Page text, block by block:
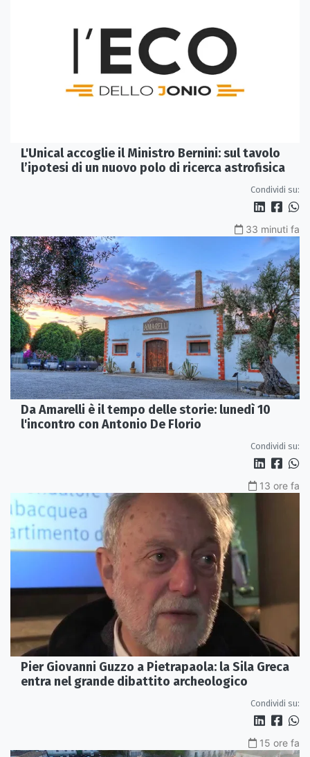
L'Unical accoglie il Ministro Bernini: sul tavolo
l’ipotesi di un nuovo polo di ricerca astrofisica
Condividi su:
33 minuti fa
Da Amarelli è il tempo delle storie: lunedì 10
l'incontro con Antonio De Florio
Condividi su:
13 ore fa
Pier Giovanni Guzzo a Pietrapaola: la Sila Greca
entra nel grande dibattito archeologico
Condividi su:
15 ore fa